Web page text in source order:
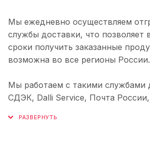
Мы ежедневно осуществляем
службы доставки, что позволяет
сроки получить заказанные
возможна во все регионы России.
Мы работаем с такими службами
СДЭК, Dalli Service, Почта России,